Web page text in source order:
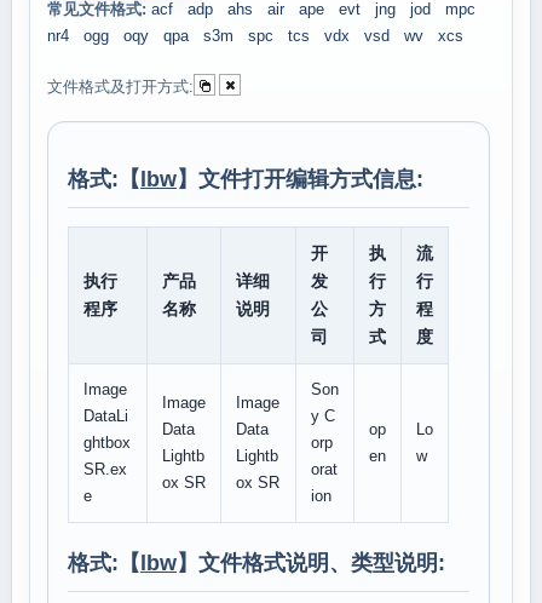
常见文件格式: acf adp ahs air ape evt jng jod
mpc
nr4
ogg oqy qpa s3m spc tcs vdx vsd wv xcs
文件格式及打开方式:
格式:【 lbw】文件打开编辑方式信息:
执行
程序
产品
名称
详细
说明
开
发
公
司
执
行
方
式
流
行
程
度
Image
DataLi
ghtbox
SR.ex
e
Image
Data
Lightb
ox SR
Image
Data
Lightb
ox SR
Son
y C
orp
orat
ion
op
en
Lo
w
格式:【 lbw】文件格式说明、类型说明: